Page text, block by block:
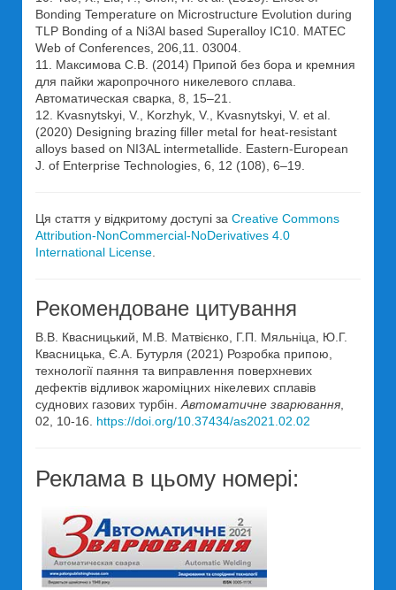
Bonding Temperature on Microstructure Evolution during
TLP Bonding of a Ni3Al based Superalloy IC10. MATEC
Web of Conferences, 206,11. 03004.
11. Максимова С.В. (2014) Припой без бора и кремния
для пайки жаропрочного никелевого сплава.
Автоматическая сварка, 8, 15–21.
12. Kvasnytskyi, V., Korzhyk, V., Kvasnytskyi, V. et al.
(2020) Designing brazing filler metal for heat-resistant
alloys based on NI3AL intermetallide. Eastern-European
J. of Enterprise Technologies, 6, 12 (108), 6–19.
Ця стаття у відкритому доступі за Creative Commons
Attribution-NonCommercial-NoDerivatives 4.0
International License
Рекомендоване цитування
В.В. Квасницький, М.В. Матвієнко, Г.П. Мяльніца, Ю.Г.
Квасницька, Є.А. Бутурля (2021) Розробка припою,
технології паяння та виправлення поверхневих
дефектів відливок жароміцних нікелевих сплавів
суднових газових турбін. Автоматичне зварювання
02, 10-16. https://doi.org/10.37434/as2021.02.02
Реклама в цьому номері: